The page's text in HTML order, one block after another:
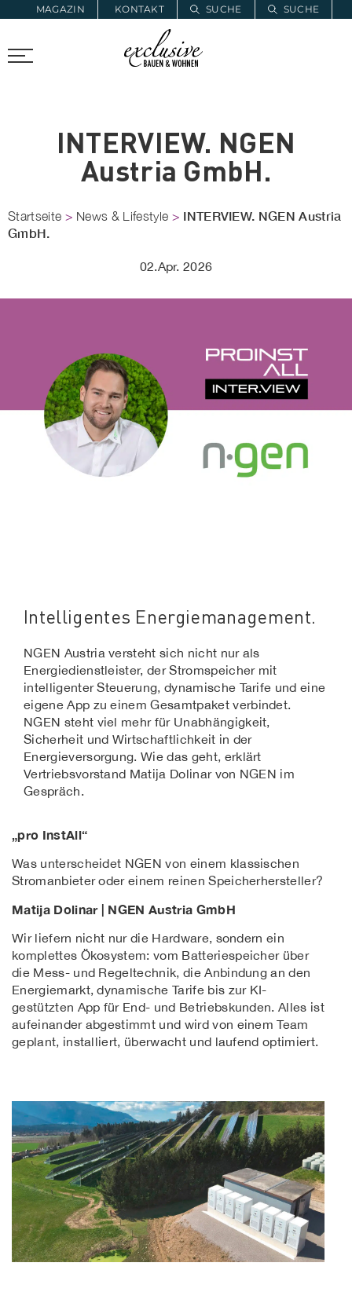
MAGAZIN KONTAKT SUCHE
SUCHE
PROARCHITEC PROINSTALL
INTERVIEW. NGEN
Austria GmbH.
Startseite > News & Lifestyle > INTERVIEW. NGEN Austria
GmbH.
02.Apr. 2026
Intelligentes Energiemanagement.
NGEN Austria versteht sich nicht nur als
Energiedienstleister, der Stromspeicher mit
intelligenter Steuerung, dynamische Tarife und eine
eigene App zu einem Gesamtpaket verbindet.
NGEN steht viel mehr für Unabhängigkeit,
Sicherheit und Wirtschaftlichkeit in der
Energieversorgung. Wie das geht, erklärt
Vertriebsvorstand Matija Dolinar von NGEN im
Gespräch.
„pro InstAll“
Was unterscheidet NGEN von einem klassischen
Stromanbieter oder einem reinen Speicherhersteller?
Matija Dolinar | NGEN Austria GmbH
Wir liefern nicht nur die Hardware, sondern ein
komplettes Ökosystem: vom Batteriespeicher über
die Mess- und Regeltechnik, die Anbindung an den
Energiemarkt, dynamische Tarife bis zur KI-
gestützten App für End- und Betriebskunden. Alles ist
aufeinander abgestimmt und wird von einem Team
geplant, installiert, überwacht und laufend optimiert.